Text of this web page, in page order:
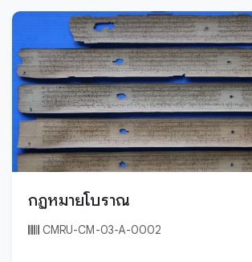
เวชศาสตร์
เอกสารโบราณ
โหราศาสตร์
ไสยศาสตร์
ไทลื้อ
ไทเขิน
ขอม
ธรรมลาว
พม่า
มอญ
ล้านนา
ลาว
ไทขึน
จีน
ลาว
กฏหมายโบราณ
CMRU-CM-03-A-0002